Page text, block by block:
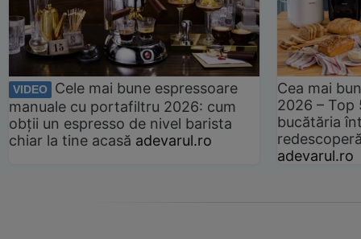
VIDEO
Cele mai bune espressoare
manuale cu portafiltru 2026: cum
obții un espresso de nivel barista
chiar la tine acasă adevarul.ro
Cea mai
2026 –
bucătăria
adevarul.ro